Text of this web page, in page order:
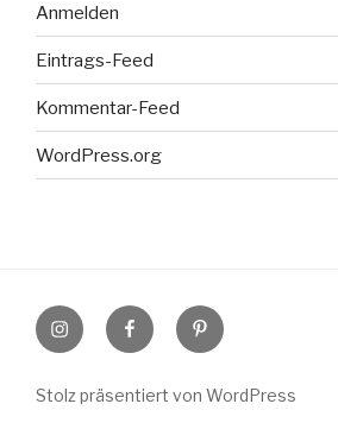
Anmelden
Eintrags-Feed
Kommentar-Feed
WordPress.org
InstagramFacebookPinterest
Stolz präsentiert von WordPress